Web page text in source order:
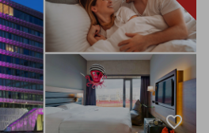
favorite_border